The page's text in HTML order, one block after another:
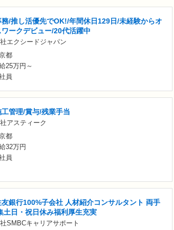
/推し活優先でOK!/年間休日129日/未経験からオ
ワークデビュー/20代活躍中
エクシードジャパン
都
25万円～
員
管理/賞与/残業手当
アスティーク
都
32万円
員
友銀行100%子会社 人材紹介コンサルタント 両手
土日・祝日休み福利厚生充実
SMBCキャリアサポート